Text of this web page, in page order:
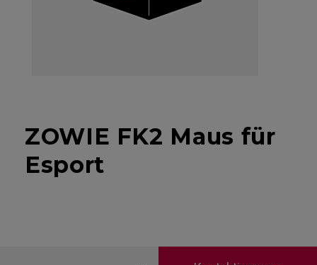
ZOWIE FK2 Maus für
Esport